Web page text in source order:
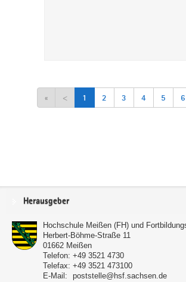
« < 1 2 3 4 5 6
Service
Herausgeber
Hochschule Meißen (FH) und
Herbert-Böhme-Straße 11
01662 Meißen
Telefon: +49 3521 4730
Telefax: +49 3521 473100
E-Mail:
poststelle@hsf.sachsen.de